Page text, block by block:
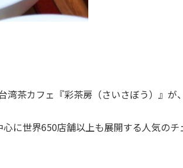
茶カフェ『彩茶房（さいさぼう）』が
に世界650店舗以上も展開する人気のチ